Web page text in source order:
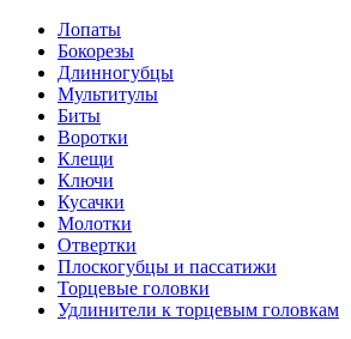
Лопаты
Бокорезы
Длинногубцы
Мультитулы
Биты
Воротки
Клещи
Ключи
Кусачки
Молотки
Отвертки
Плоскогубцы и пассатижи
Торцевые головки
Удлинители к торцевым головкам